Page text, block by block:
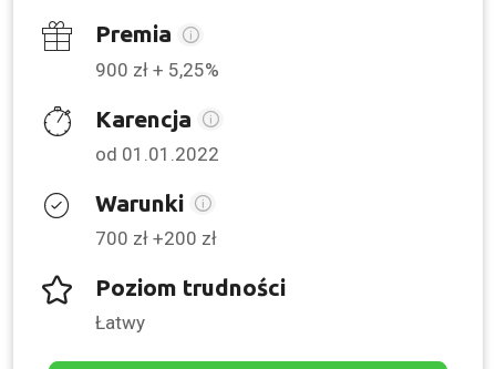
Premia
900 zł + 5,25%
Karencja
od 01.01.2022
Warunki
700 zł +200 zł
Poziom trudności
Łatwy